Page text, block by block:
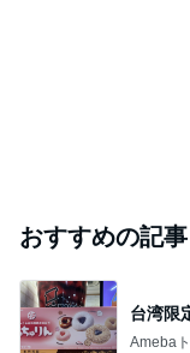
おすすめの記事
台湾限
Ameba